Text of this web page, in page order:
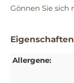
Gönnen Sie sich
Eigenschaften
Allergene: